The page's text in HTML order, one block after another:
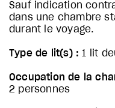
Sauf indication
dans une chambre
durant le voyage.
Type de lit(s) : 1 lit
Occupation de la
2 personnes